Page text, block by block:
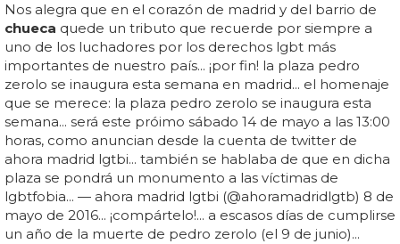
Nos alegra que en el corazón de madrid y del barrio de
chueca quede un tributo que recuerde por siempre a
uno de los luchadores por los derechos lgbt más
importantes de nuestro país... ¡por fin! la plaza pedro
zerolo se inaugura esta semana en madrid... el homenaje
que se merece: la plaza pedro zerolo se inaugura esta
semana... será este próimo sábado 14 de mayo a las 13:00
horas, como anuncian desde la cuenta de twitter de
ahora madrid lgtbi... también se hablaba de que en dicha
plaza se pondrá un monumento a las víctimas de
lgbtfobia... — ahora madrid lgtbi (@ahoramadridlgtb) 8 de
mayo de 2016... ¡compártelo!... a escasos días de cumplirse
un año de la muerte de pedro zerolo (el 9 de junio)...